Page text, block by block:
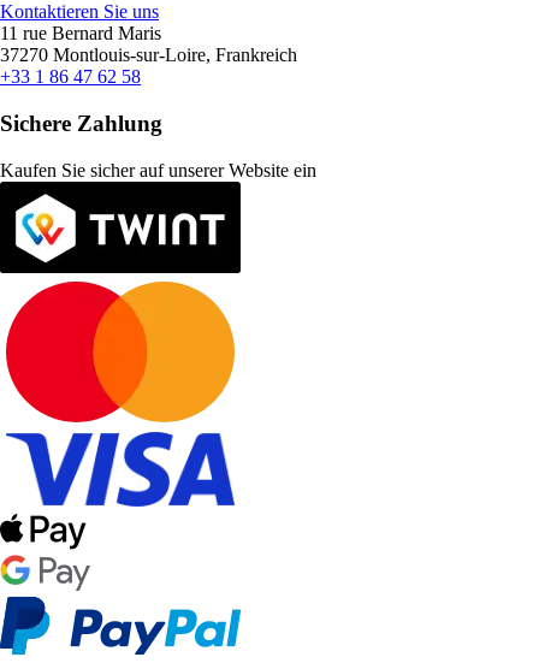
Kontaktieren Sie uns
11 rue Bernard Maris
37270 Montlouis-sur-Loire, Frankreich
+33 1 86 47 62 58
Sichere Zahlung
Kaufen Sie sicher auf unserer Website ein